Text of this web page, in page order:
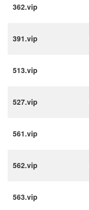
362.vip
391.vip
513.vip
527.vip
561.vip
562.vip
563.vip